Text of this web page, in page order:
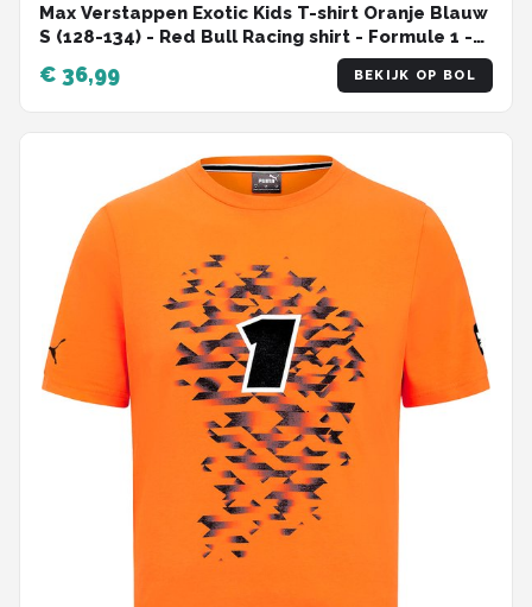
Max Verstappen Exotic Kids T-shirt Oranje Blauw
S (128-134) - Red Bull Racing shirt - Formule 1 -
€ 36,99 BEKIJK OP BOL